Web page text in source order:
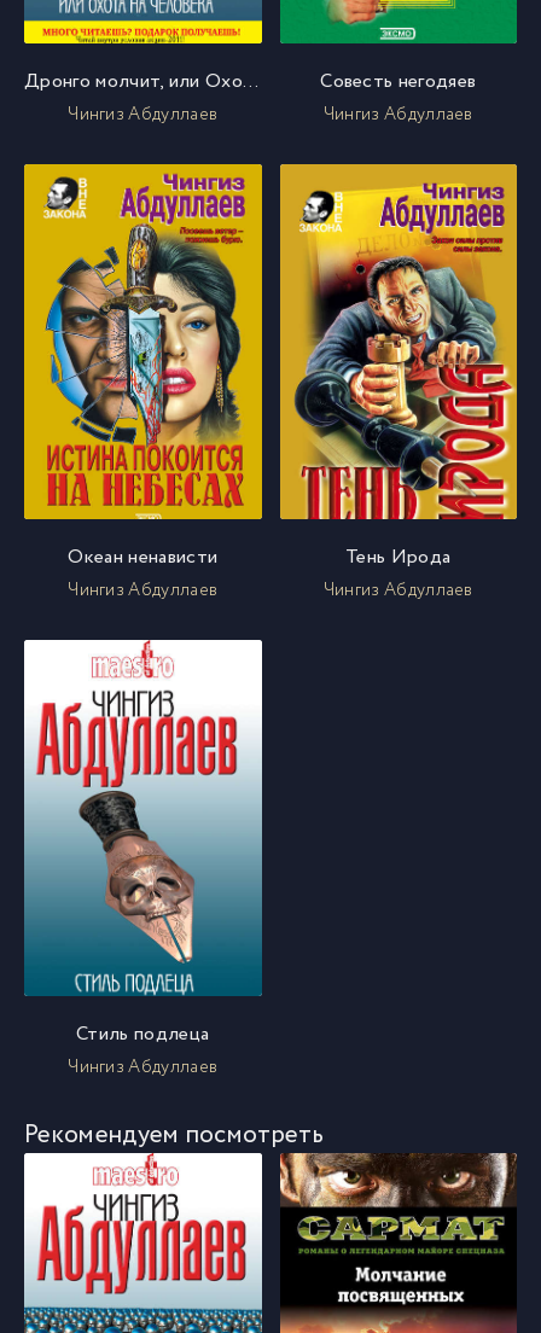
Дронго молчит, или Охота на человека
Чингиз Абдуллаев
Совесть негодяев
Чингиз Абдуллаев
Океан ненависти
Чингиз Абдуллаев
Тень Ирода
Чингиз Абдуллаев
Стиль подлеца
Чингиз Абдуллаев
Рекомендуем посмотреть